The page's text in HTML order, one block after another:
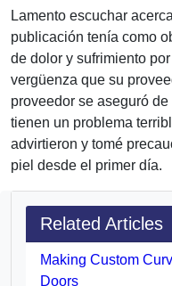
Lamento escuchar
publicación tenía como
de dolor y sufrimiento
vergüenza que su
proveedor se aseguró
tienen un problema
advirtieron y tomé
piel desde el primer día.
Related Articles
Making Custom
Doors